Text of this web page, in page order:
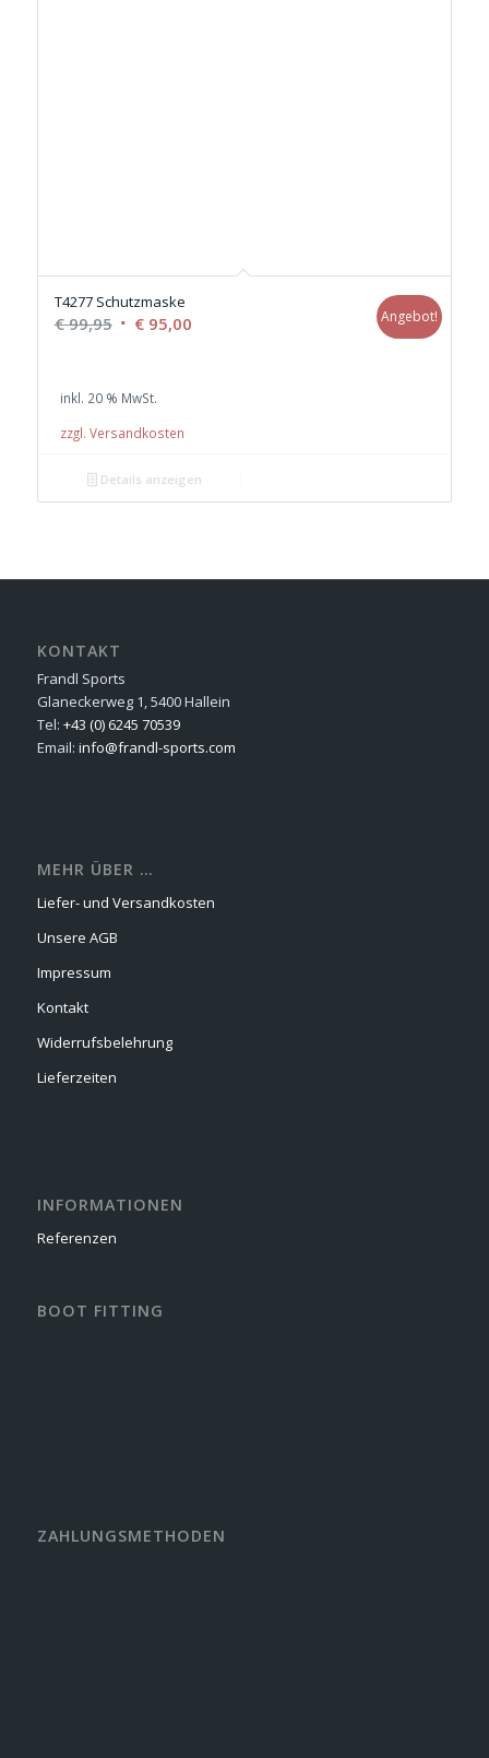
T4277 Schutzmaske
€99,95 Ursprünglicher
€ 99,95
€95,00Aktueller
Angebot!
inkl. 20 % MwSt.
zzgl. Versandkosten
Details anzeigen
KONTAKT
Frandl Sports
Glaneckerweg 1, 5400 Hallein
Tel: +43 (0) 6245 70539
Email: info@frandl-sports.com
MEHR ÜBER …
Liefer- und Versandkosten
Unsere AGB
Impressum
Kontakt
Widerrufsbelehrung
Lieferzeiten
INFORMATIONEN
Referenzen
BOOT FITTING
ZAHLUNGSMETHODEN